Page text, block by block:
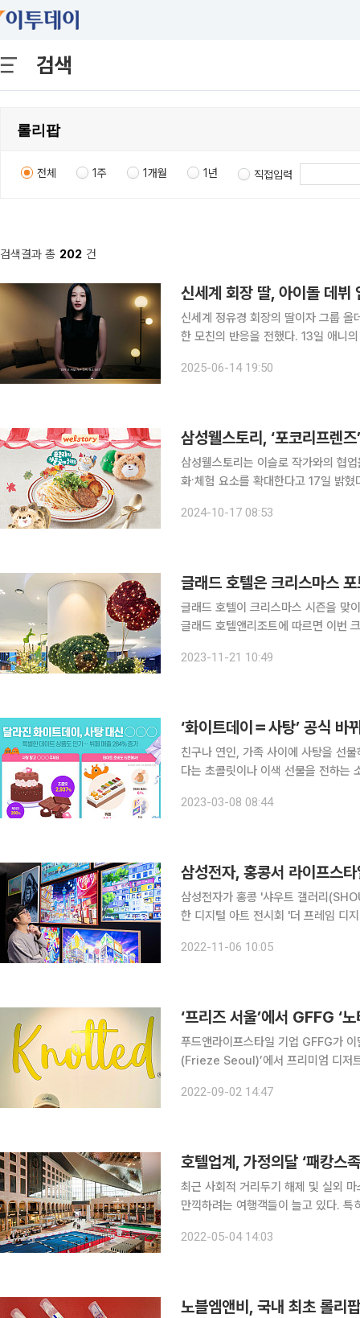
검색
전체 1주 1개월 1년 직접입력
검색결과 총 202 건
신세계 회장 딸, 아이돌 데
신세계 정유경 회장의 딸이자 그룹
한 모친의 반응을 전했다. 13일 애니의 소속사 더블렉레이블의 유튜브 채널에는 올데이 프로젝트의
디오를 보고 충격을 받았다”라며 “저
2025-06-14 19:50
삼성웰스토리, ‘포코리프렌
삼성웰스토리는 이슬로 작가와의 협
화·체험 요소를 확대한다고 17일 밝혔다. 이번 콜라보는 이슬로 작가의 '포코리프렌즈' 주
달간 시즌 한정 메뉴로 셰프 포코리
2024-10-17 08:53
글래드 호텔은 크리스마스
글래드 호텔이 크리스마스 시즌을 맞이
글래드 호텔앤리조트에 따르면 이번
다양한 크리스마스 오너먼트를 활용
2023-11-21 10:49
‘화이트데이＝사탕’ 공식
친구나 연인, 가족 사이에 사탕을 선
다는 초콜릿이나 이색 선물을 전하는 소비자가 늘고 있다. 8일
클래스 이용권 등 특별한 데이트 준비
2023-03-08 08:44
삼성전자, 홍콩서 라이프스
삼성전자가 홍콩 '샤우트 갤러리
한 디지털 아트 전시회 '더 프레임 디지털
구매부터 설치까지 '원스톱 디지털 캔
2022-11-06 10:05
‘프리즈 서울’에서 GFFG ‘
푸드앤라이프스타일 기업 GFFG가
(Frieze Seoul)’에서 프리미엄 디저
Basel)’함께 세계 2대 아트페어로 꼽
2022-09-02 14:47
호텔업계, 가정의달 ‘패캉스
최근 사회적 거리두기 해제 및 실외
만끽하려는 여행객들이 늘고 있다.
업계에 따르면 최근 가족단위로 호텔
2022-05-04 14:03
노블엠앤비, 국내 최초 롤리